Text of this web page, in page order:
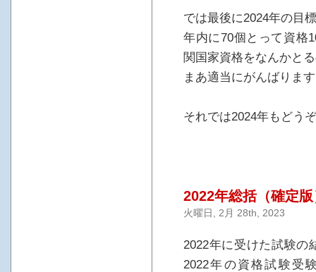
では最後に2024年の目
年内に70個とって資格
関国家資格をなんかと
まあ適当にがんばりま
それでは2024年もどう
2022年総括（確定版
火曜日, 2月 28th, 2023
2022年に受けた試験の
2022年の資格試験受